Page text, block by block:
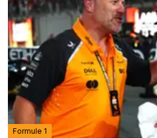
Formule 1